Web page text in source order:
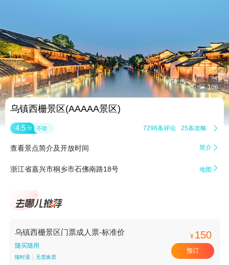
 106
乌镇西栅景区(AAAAA景区)
4.5 分 不错 7298条评论 25条攻略 
查看景点简介及开放时间 简介 
浙江省嘉兴市桐乡市石佛南路18号 地图 
乌镇西栅景区门票成人票-标准价
随买随用
随时退 无需换票
¥ 150
预订